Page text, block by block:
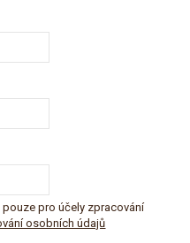
pro účely zpracování
osobních údajů